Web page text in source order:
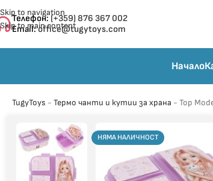
Skip to navigation
Skip to main content
Телефон:(+359) 876 367 002
Email:office@tugytoys.com
Начало
TugyToys - Термо чанти и кутии за храна - Top
НЯМА НАЛИЧНОСТ